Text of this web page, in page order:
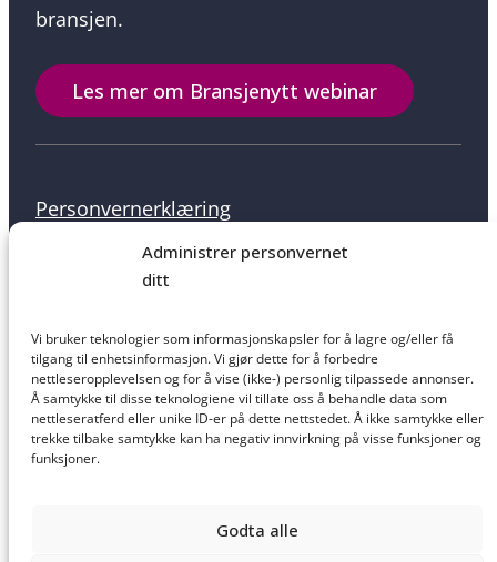
Administrer personvernet
ditt
Vi bruker teknologier som informasjonskapsler for å lagre og/eller få
tilgang til enhetsinformasjon. Vi gjør dette for å forbedre
nettleseropplevelsen og for å vise (ikke-) personlig tilpassede annonser.
Å samtykke til disse teknologiene vil tillate oss å behandle data som
nettleseratferd eller unike ID-er på dette nettstedet. Å ikke samtykke eller
trekke tilbake samtykke kan ha negativ innvirkning på visse funksjoner og
funksjoner.
Godta alle
bransjen.
Les mer om Bransjenytt webinar
Personvernerklæring
Salgsbetingelser